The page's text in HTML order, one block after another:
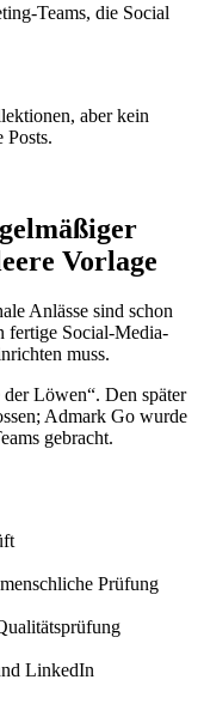
Teams, die Social
aber kein
Posts.
Vorlage
Anlässe sind schon
fertige Social-Media-
muss.
Löwen“. Den später
Admark Go wurde
gebracht.
Prüfung
LinkedIn